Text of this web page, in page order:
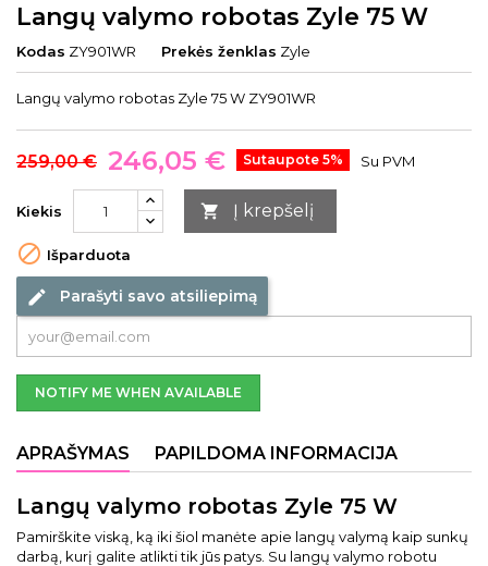
Langų valymo robotas Zyle 75 W
Kodas ZY901WR Prekės ženklas Zyle
Langų valymo robotas Zyle 75 W ZY901WR
259,00 € 246,05 € Sutaupote 5% Su PVM
Kiekis  Į krepšelį
 Išparduota
edit Parašyti savo atsiliepimą
NOTIFY ME WHEN AVAILABLE
APRAŠYMAS PAPILDOMA INFORMACIJA
Langų valymo robotas Zyle 75 W
Pamirškite viską, ką iki šiol manėte apie langų valymą kaip sunkų
darbą, kurį galite atlikti tik jūs patys. Su langų valymo robotu